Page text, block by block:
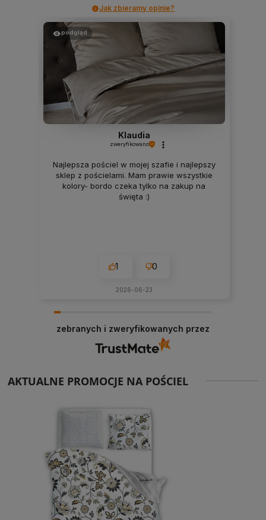
Jak zbieramy opinie?
podgląd
Klaudia
zweryfikowano
Najlepsza pościel w mojej szafie i najlepszy
sklep z pościelami. Mam prawie wszystkie
kolory- bordo czeka tylko na zakup na
święta :)
1 0
2026-06-23
zebranych i zweryfikowanych przez
AKTUALNE PROMOCJE NA POŚCIEL